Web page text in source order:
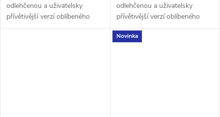
odlehčenou a uživatelsky
přívětivější verzí oblíbeného
modelu NeXLIM, která si však
odlehčenou a uživatelsky
přívětivější verzí oblíbeného
modelu NeXLIM, která si však
zachovává všechny klíčové
Novinka